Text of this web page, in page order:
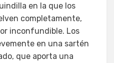
en la que los
completamente,
inconfundible. Los
en una sartén
que aporta una